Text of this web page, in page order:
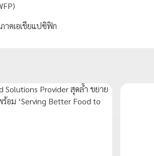
าคเอเชียแปซิฟิก